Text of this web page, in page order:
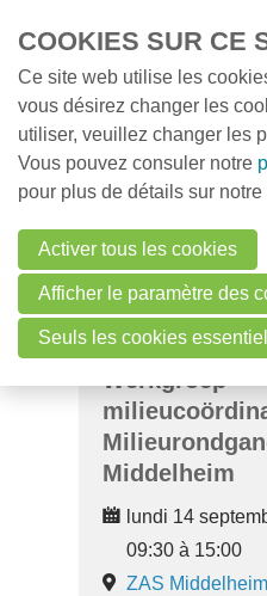
Werkgroep
Middelheim
lundi 14
09:30 à 15:00
ZAS Middelheim
Login
COOKIES SUR CE
Ce site web utilise les
vous désirez changer les
utiliser, veuillez changer les
Vous pouvez consuler notre
pour plus de détails sur
Activer tous les cookies
Afficher le paramètre des
Seuls les cookies